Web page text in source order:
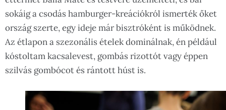
sokáig a csodás hamburger-kreációkról ismerték őket
ország szerte, egy ideje már bisztróként is működnek.
Az étlapon a szezonális ételek dominálnak, én például
kóstoltam kacsalevest, gombás rizottót vagy éppen
szilvás gombócot és rántott húst is.